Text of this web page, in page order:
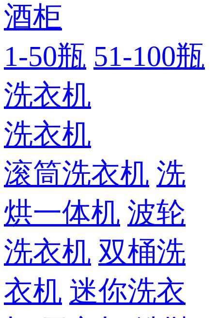
酒柜
1-50瓶 51-100瓶
洗衣机
洗衣机
滚筒洗衣机 洗
烘一体机 波轮
洗衣机 双桶洗
衣机 迷你洗衣